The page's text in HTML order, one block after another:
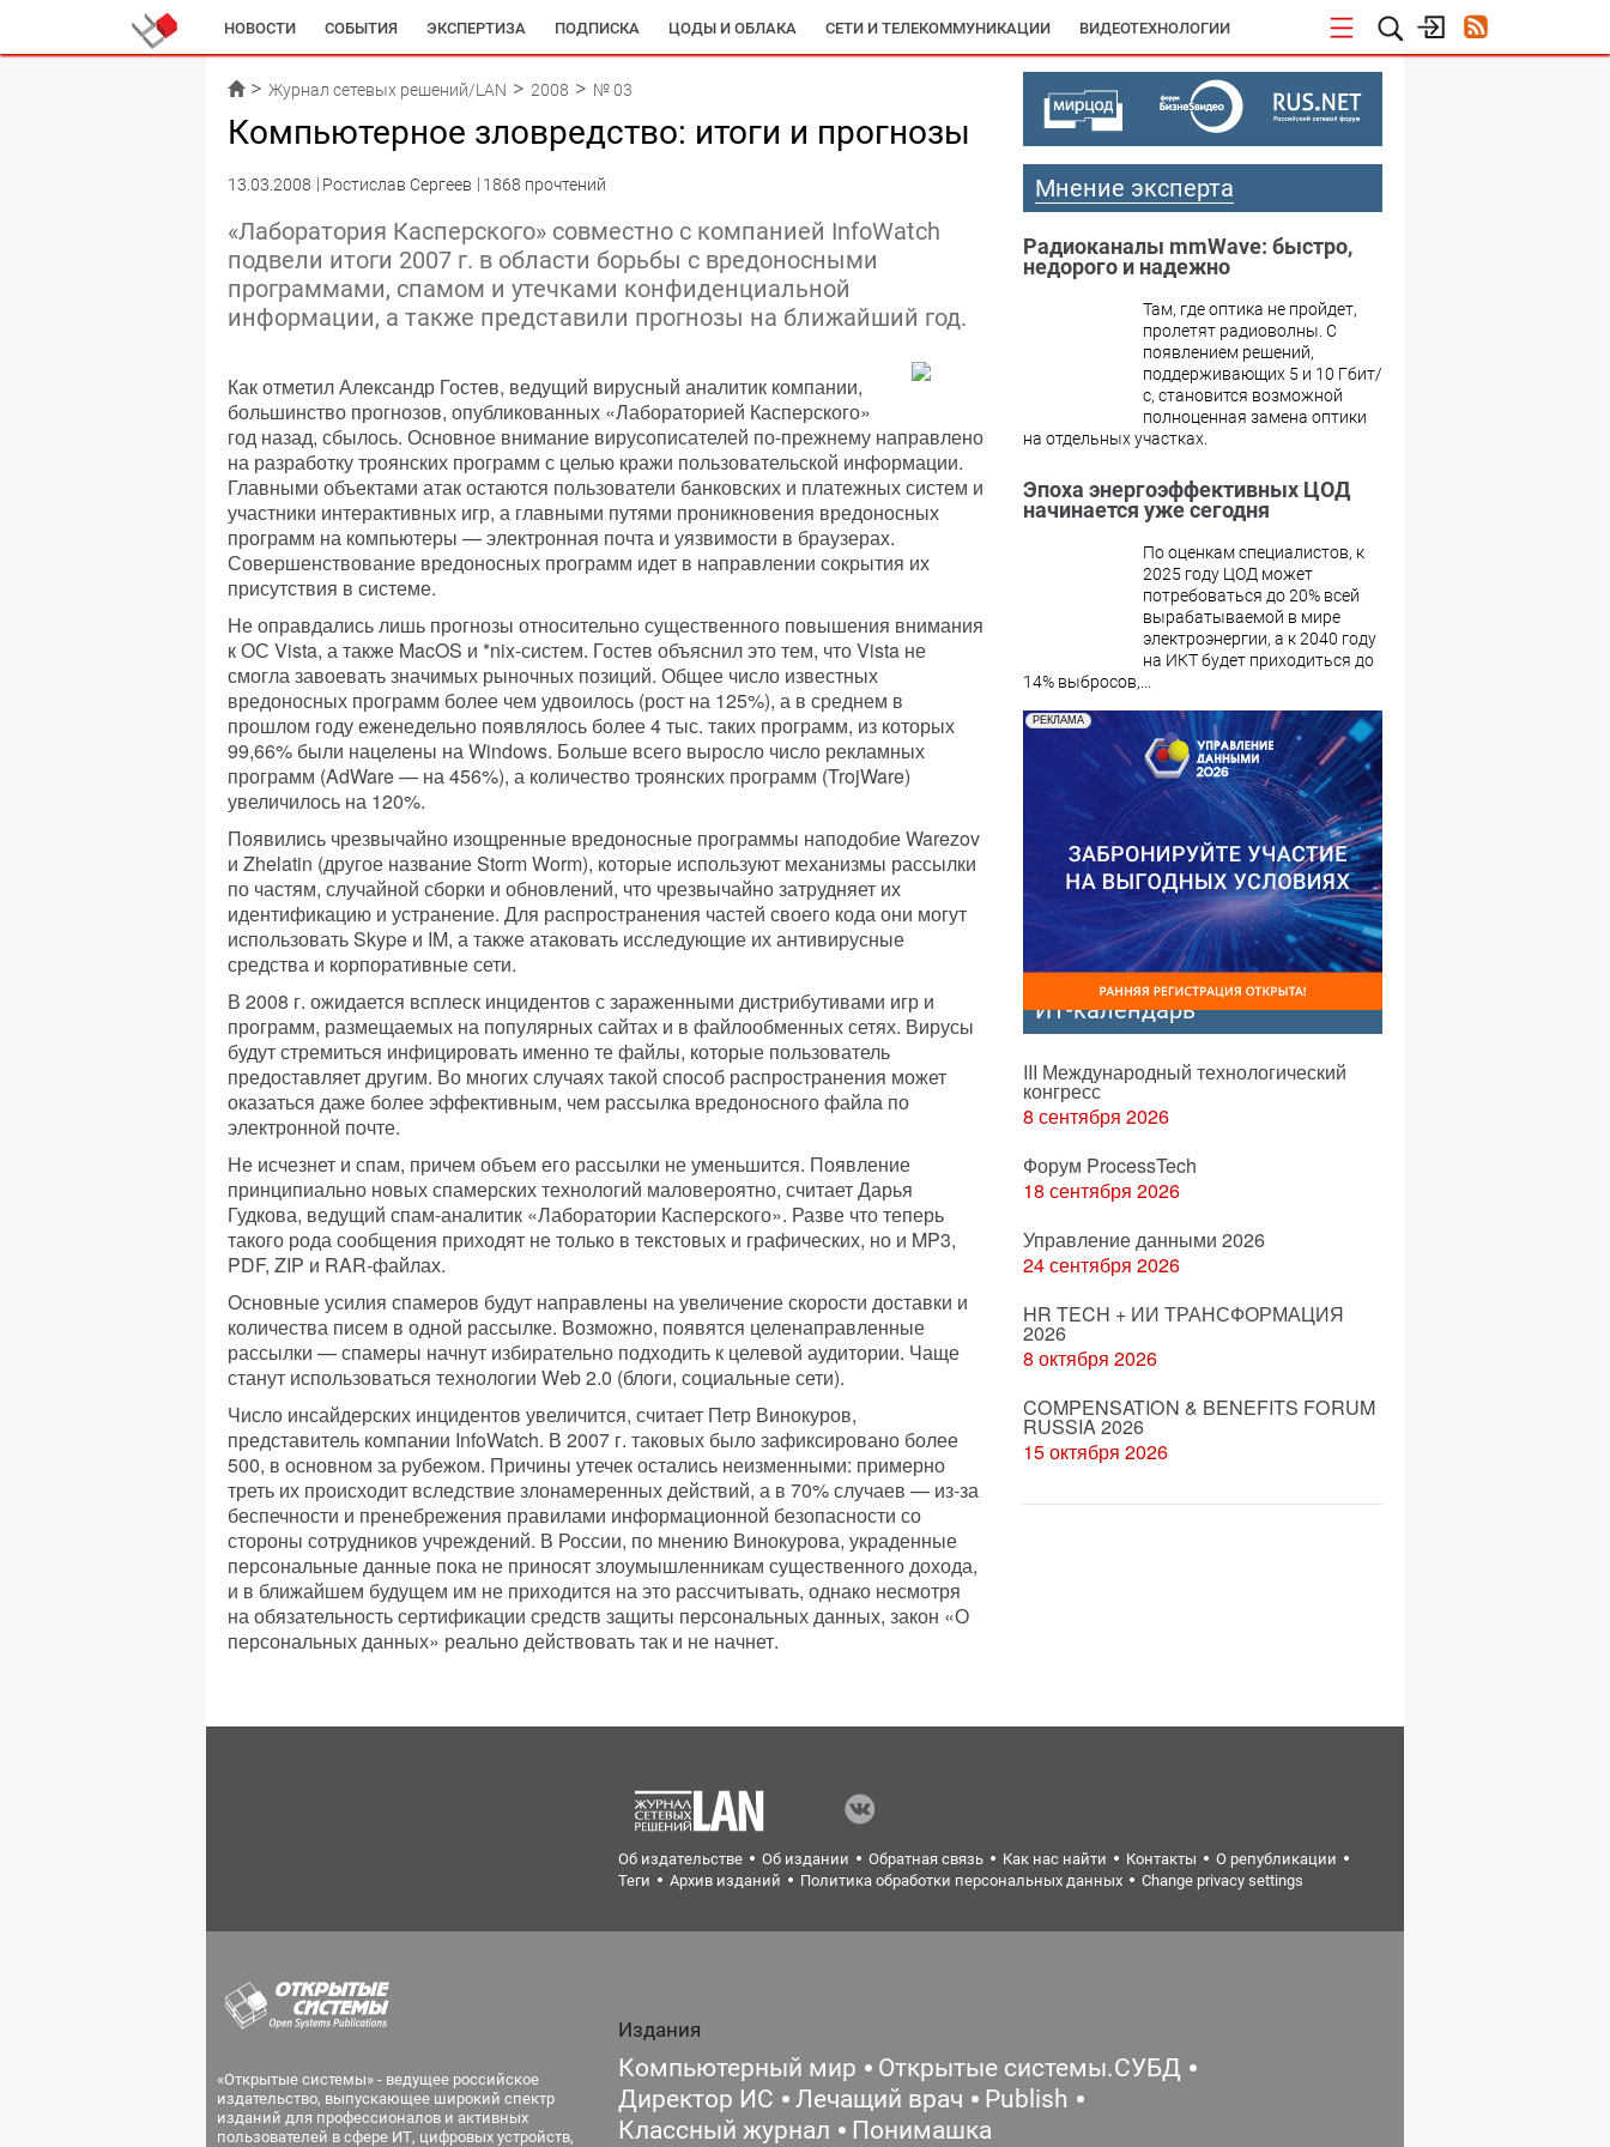
НОВОСТИ СОБЫТИЯ ЭКСПЕРТИЗА ПОДПИСКА ЦОДЫ И ОБЛАКА СЕТИ И ТЕЛЕКОММУНИКАЦИИ ВИДЕОТЕХНОЛОГИИ
Журнал сетевых решений/LAN 2008 № 03
Компьютерное зловредство: итоги и прогнозы
13.03.2008 Ростислав Сергеев 1868 прочтений
«Лаборатория Касперского» совместно с компанией InfoWatch
подвели итоги 2007 г. в области борьбы с вредоносными
программами, спамом и утечками конфиденциальной
информации, а также представили прогнозы на ближайший год.
Как отметил Александр Гостев, ведущий вирусный аналитик компании,
большинство прогнозов, опубликованных «Лабораторией Касперского»
год назад, сбылось. Основное внимание вирусописателей по-прежнему направлено
на разработку троянских программ с целью кражи пользовательской информации.
Главными объектами атак остаются пользователи банковских и платежных систем и
участники интерактивных игр, а главными путями проникновения вредоносных
программ на компьютеры — электронная почта и уязвимости в браузерах.
Совершенствование вредоносных программ идет в направлении сокрытия их
присутствия в системе.
Не оправдались лишь прогнозы относительно существенного повышения внимания
к ОС Vista, а также MacOS и *nix-систем. Гостев объяснил это тем, что Vista не
смогла завоевать значимых рыночных позиций. Общее число известных
вредоносных программ более чем удвоилось (рост на 125%), а в среднем в
прошлом году еженедельно появлялось более 4 тыс. таких программ, из которых
99,66% были нацелены на Windows. Больше всего выросло число рекламных
программ (AdWare — на 456%), а количество троянских программ (TrojWare)
увеличилось на 120%.
Появились чрезвычайно изощренные вредоносные программы наподобие Warezov
и Zhelatin (другое название Storm Worm), которые используют механизмы рассылки
по частям, случайной сборки и обновлений, что чрезвычайно затрудняет их
идентификацию и устранение. Для распространения частей своего кода они могут
использовать Skype и IM, а также атаковать исследующие их антивирусные
средства и корпоративные сети.
В 2008 г. ожидается всплеск инцидентов с зараженными дистрибутивами игр и
программ, размещаемых на популярных сайтах и в файлообменных сетях. Вирусы
будут стремиться инфицировать именно те файлы, которые пользователь
предоставляет другим. Во многих случаях такой способ распространения может
оказаться даже более эффективным, чем рассылка вредоносного файла по
электронной почте.
Не исчезнет и спам, причем объем его рассылки не уменьшится. Появление
принципиально новых спамерских технологий маловероятно, считает Дарья
Гудкова, ведущий спам-аналитик «Лаборатории Касперского». Разве что теперь
такого рода сообщения приходят не только в текстовых и графических, но и MP3,
PDF, ZIP и RAR-файлах.
Основные усилия спамеров будут направлены на увеличение скорости доставки и
количества писем в одной рассылке. Возможно, появятся целенаправленные
рассылки — спамеры начнут избирательно подходить к целевой аудитории. Чаще
станут использоваться технологии Web 2.0 (блоги, социальные сети).
Число инсайдерских инцидентов увеличится, считает Петр Винокуров,
представитель компании InfoWatch. В 2007 г. таковых было зафиксировано более
500, в основном за рубежом. Причины утечек остались неизменными: примерно
треть их происходит вследствие злонамеренных действий, а в 70% случаев — из-за
беспечности и пренебрежения правилами информационной безопасности со
стороны сотрудников учреждений. В России, по мнению Винокурова, украденные
персональные данные пока не приносят злоумышленникам существенного дохода,
и в ближайшем будущем им не приходится на это рассчитывать, однако несмотря
на обязательность сертификации средств защиты персональных данных, закон «О
персональных данных» реально действовать так и не начнет.
Мнение эксперта
Радиоканалы mmWave: быстро,
недорого и надежно
Там, где оптика не пройдет,
пролетят радиоволны. С
появлением решений,
поддерживающих 5 и 10 Гбит/
с, становится возможной
полноценная замена оптики
на отдельных участках.
Эпоха энергоэффективных ЦОД
начинается уже сегодня
По оценкам специалистов, к
2025 году ЦОД может
потребоваться до 20% всей
вырабатываемой в мире
электроэнергии, а к 2040 году
на ИКТ будет приходиться до
14% выбросов,...
РЕКЛАМА
ИТ-календарь
III Международный технологический
конгресс
8 сентября 2026
Форум ProcessTech
18 сентября 2026
Управление данными 2026
24 сентября 2026
HR TECH + ИИ ТРАНСФОРМАЦИЯ
2026
8 октября 2026
COMPENSATION & BENEFITS FORUM
RUSSIA 2026
15 октября 2026
Об издательстве Об издании Обратная связь Как нас найти Контакты
О републикации
Теги
Архив изданий Политика обработки персональных данных Change privacy settings
«Открытые системы» - ведущее российское
издательство, выпускающее широкий спектр
изданий для профессионалов и активных
пользователей в сфере ИТ, цифровых устройств,
Издания
Компьютерный мир
Открытые системы.СУБД
Директор ИС
Лечащий врач
Publish
Классный журнал
Понимашка